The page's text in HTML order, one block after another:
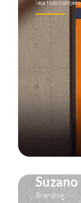
Veja todo o projeto
Suzano
Branding